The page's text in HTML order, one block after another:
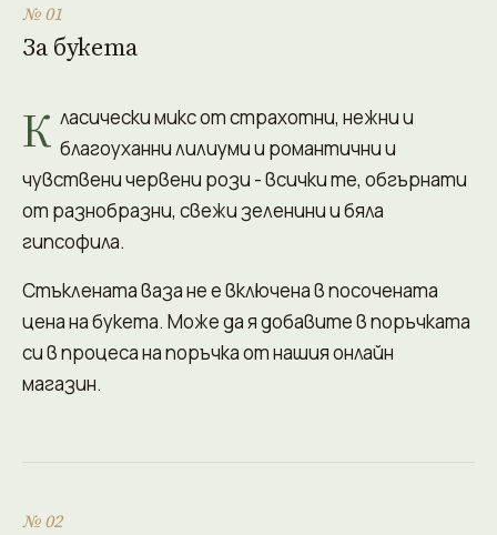
№ 01
За букета
К ласически микс от страхотни, нежни и
благоуханни лилиуми и романтични и
чувствени червени рози - всички те, обгърнати
от разнобразни, свежи зеленини и бяла
гипсофила.
Стъклената ваза не е включена в посочената
цена на букета. Може да я добавите в поръчката
си в процеса на поръчка от нашия онлайн
магазин.
№ 02